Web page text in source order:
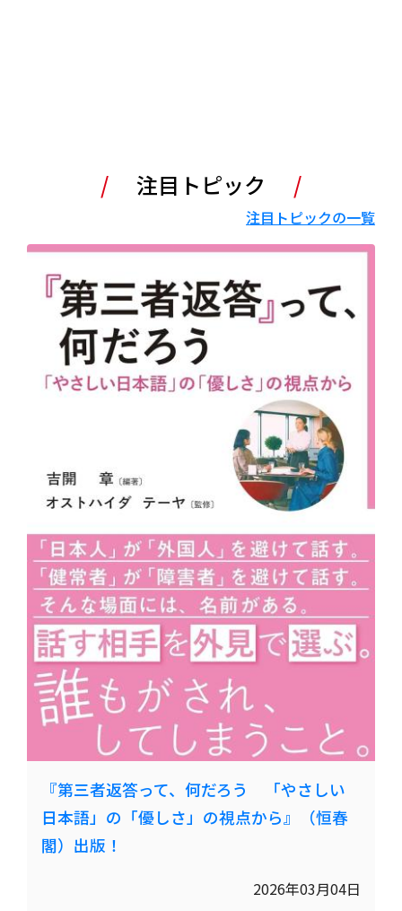
注目トピック
注目トピックの一覧
『第三者返答って、何だろう 「やさしい
日本語」の「優しさ」の視点から』（恒春
閣）出版！
2026年03月04日